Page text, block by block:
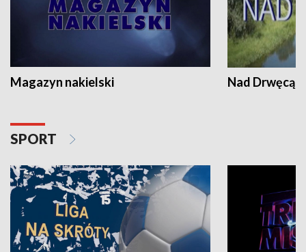
Magazyn nakielski Nad Drwęcą
SPORT